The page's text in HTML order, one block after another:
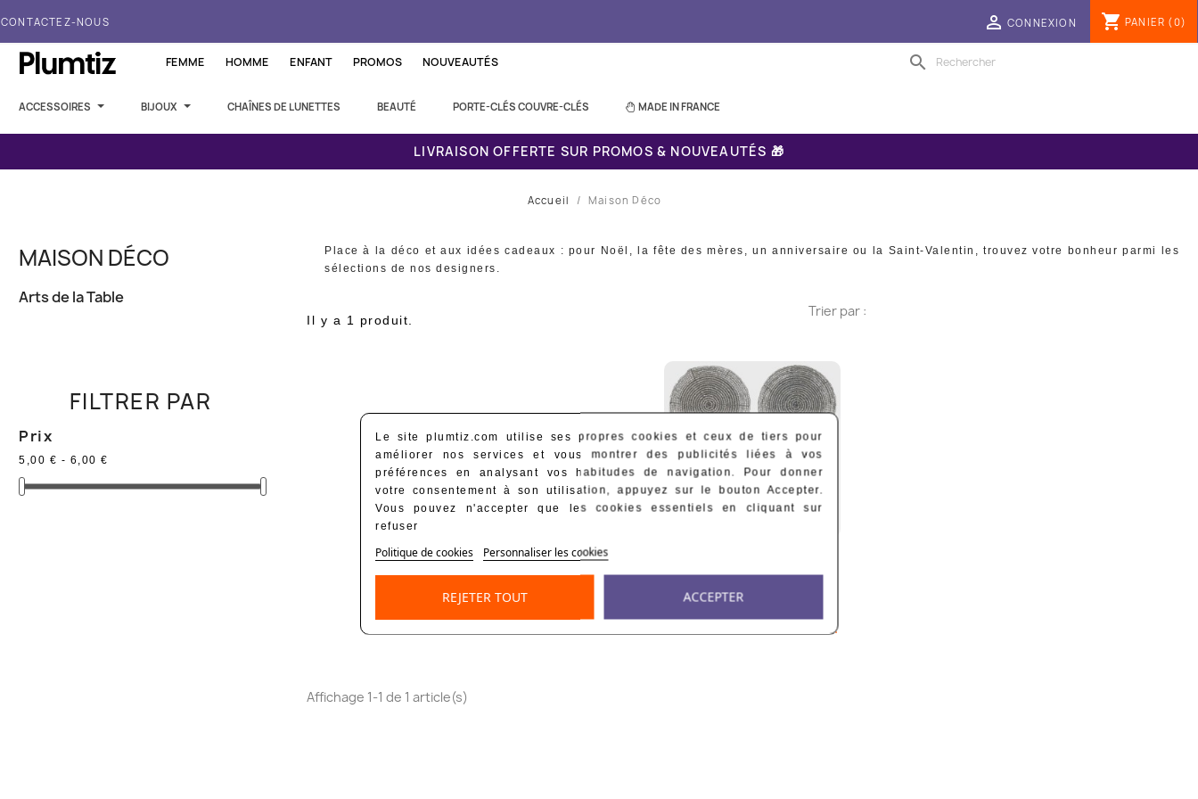
CONTACTEZ-NOUS  CONNEXION shopping_cart PANIER (0)
FEMME HOMME ENFANT PROMOS NOUVEAUTÉS search
ACCESSOIRES BIJOUX CHAÎNES DE LUNETTES BEAUTÉ PORTE-CLÉS COUVRE-CLÉS MADE IN FRANCE
LIVRAISON OFFERTE SUR PROMOS & NOUVEAUTÉS 🎁
Accueil Maison Déco
MAISON DÉCO
Arts de la Table
FILTRER PAR
Prix
5,00 € - 6,00 €
Place à la déco et aux idées cadeaux : pour Noël, la fête des mères, un anniversaire ou la Saint-Valentin, trouvez votre bonheur parmi les
sélections de nos designers.
Il y a 1 produit.
Trier par :
2 à 4 jours ouvrés
Affichage 1-1 de 1 article(s)
Le site plumtiz.com utilise ses propres cookies et ceux de tiers pour
améliorer nos services et vous montrer des publicités liées à vos
préférences en analysant vos habitudes de navigation. Pour donner
votre consentement à son utilisation, appuyez sur le bouton Accepter.
Vous pouvez n'accepter que les cookies essentiels en cliquant sur
refuser
Politique de cookies Personnaliser les cookies
REJETER TOUT ACCEPTER